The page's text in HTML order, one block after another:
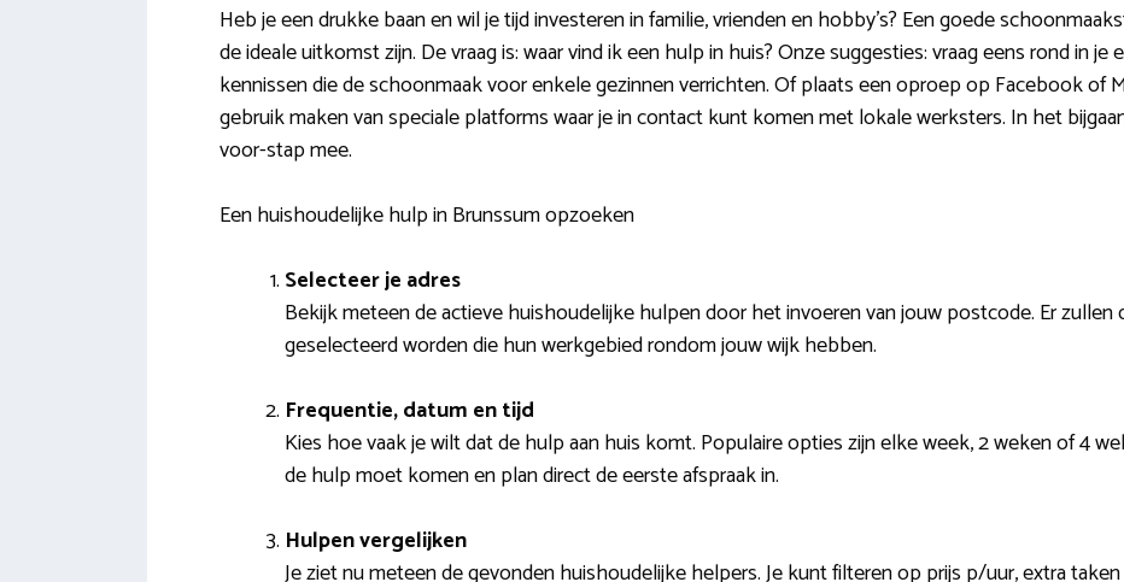
Heb je een drukke baan en wil je tijd investeren in familie, vrienden en hobby’s? Een goede
de ideale uitkomst zijn. De vraag is: waar vind ik een hulp in huis? Onze suggesties: vraag eens rond in
kennissen die de schoonmaak voor enkele gezinnen verrichten. Of plaats een oproep op Facebook of
gebruik maken van speciale platforms waar je in contact kunt komen met lokale werksters. In het
voor-stap mee.
Een huishoudelijke hulp in Brunssum opzoeken
Selecteer je adres
Bekijk meteen de actieve huishoudelijke hulpen door het invoeren van jouw postcode. Er zullen
geselecteerd worden die hun werkgebied rondom jouw wijk hebben.
Frequentie, datum en tijd
Kies hoe vaak je wilt dat de hulp aan huis komt. Populaire opties zijn elke week, 2 weken of 4
de hulp moet komen en plan direct de eerste afspraak in.
Hulpen vergelijken
Je ziet nu meteen de gevonden huishoudelijke helpers. Je kunt filteren op prijs p/uur, extra